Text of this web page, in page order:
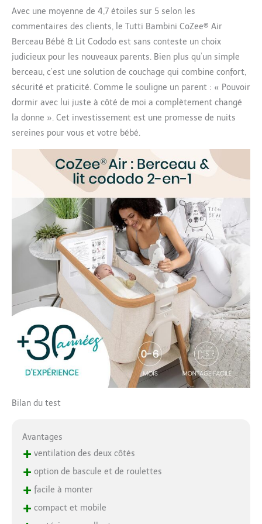
Avec une moyenne de 4,7 étoiles sur 5 selon les
commentaires des clients, le Tutti Bambini CoZee® Air
Berceau Bébé & Lit Cododo est sans conteste un choix
judicieux pour les nouveaux parents. Bien plus qu’un simple
berceau, c’est une solution de couchage qui combine confort,
sécurité et praticité. Comme le souligne un parent : « Pouvoir
dormir avec lui juste à côté de moi a complètement changé
la donne ». Cet investissement est une promesse de nuits
sereines pour vous et votre bébé.
Bilan du test
Avantages
+ ventilation des deux côtés
+ option de bascule et de roulettes
+ facile à monter
+ compact et mobile